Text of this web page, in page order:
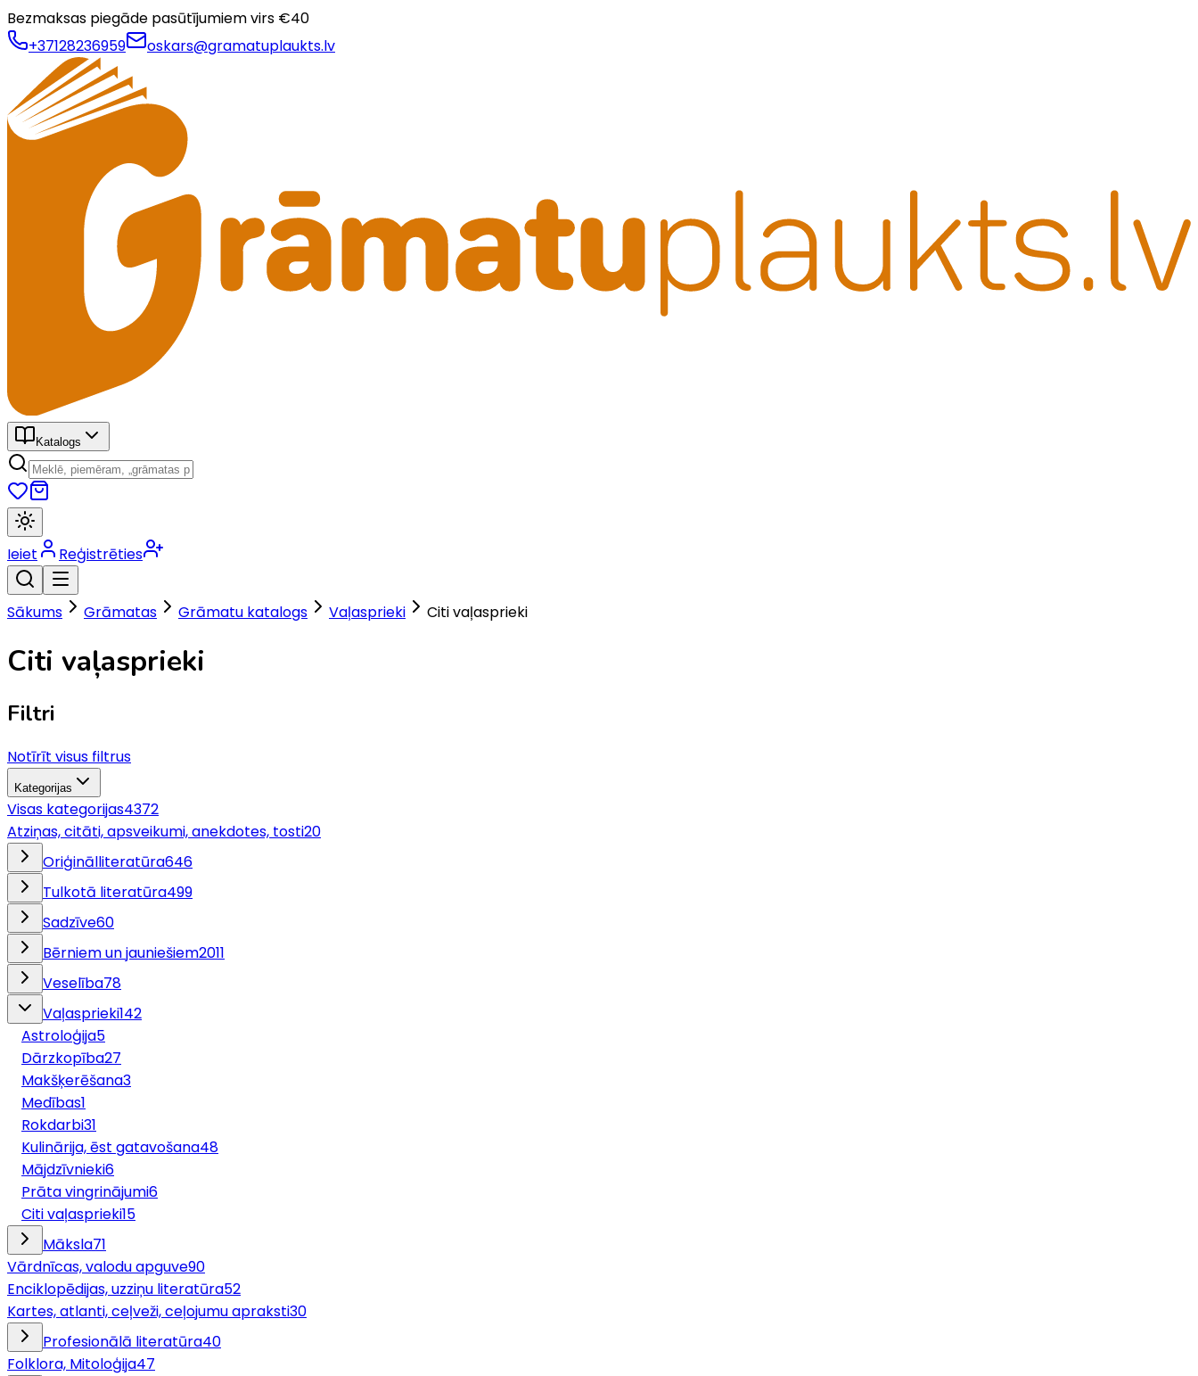
Bezmaksas piegāde pasūtījumiem virs €40
+37128236959
oskars@gramatuplaukts.lv
Katalogs
Ieiet Reģistrēties
Sākums Grāmatas Grāmatu katalogs Vaļasprieki Citi vaļasprieki
Citi vaļasprieki
Filtri
Notīrīt visus filtrus
Kategorijas
Visas kategorijas4372
Atziņas, citāti, apsveikumi, anekdotes, tosti20
Oriģinālliteratūra646
Tulkotā literatūra499
Sadzīve60
Bērniem un jauniešiem2011
Veselība78
Vaļasprieki142
Astroloģija5
Dārzkopība27
Makšķerēšana3
Medības1
Rokdarbi31
Kulinārija, ēst gatavošana48
Mājdzīvnieki6
Prāta vingrinājumi6
Citi vaļasprieki15
Māksla71
Vārdnīcas, valodu apguve90
Enciklopēdijas, uzziņu literatūra52
Kartes, atlanti, ceļveži, ceļojumu apraksti30
Profesionālā literatūra40
Folklora, Mitoloģija47